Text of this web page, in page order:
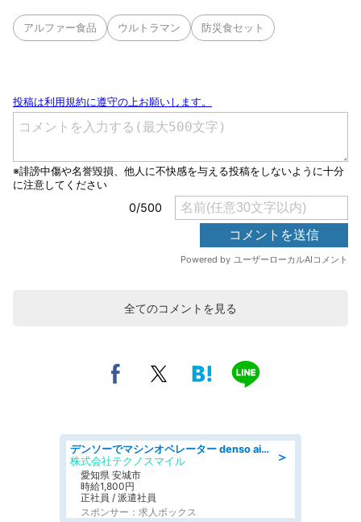
アルファー食品 ウルトラマン 防災食セット
全てのコメントを見る
＞
デンソーでマシンオペレーター denso aichi
株式会社テクノスマイル
愛知県 安城市
時給1,800円
正社員 / 派遣社員
スポンサー：求人ボックス